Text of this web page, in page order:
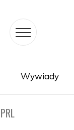
Wywiady
PRL